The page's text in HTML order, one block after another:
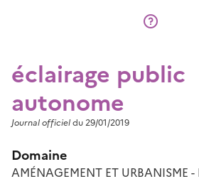
éclairage public
autonome
Journal officieldu 29/01/2019
Domaine
AMÉNAGEMENT ET URBANISME -